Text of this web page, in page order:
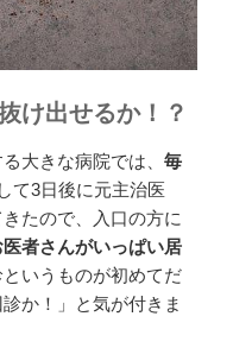
け出せるか！？
大きな病院では、 毎
て3日後に元主治医
たので、入口の方に
医者さんがいっぱい居
いうものが初めてだ
か！」と気が付きま